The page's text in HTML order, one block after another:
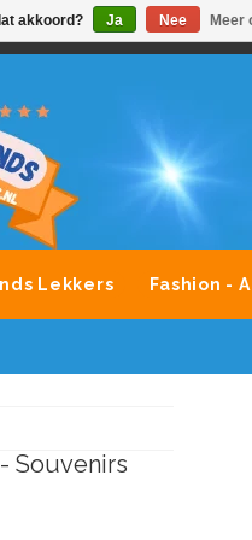
ALLE MERKEN SOUVENIRS
Lekkers Fashion -
Souvenirs
akkoord? Ja Nee Meer